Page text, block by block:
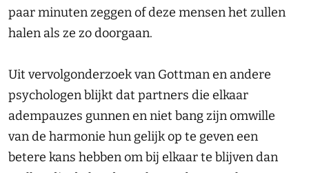
paar minuten zeggen of deze mensen het zullen
halen als ze zo doorgaan.
Uit vervolgonderzoek van Gottman en andere
psychologen blijkt dat partners die elkaar
adempauzes gunnen en niet bang zijn omwille
van de harmonie hun gelijk op te geven een
betere kans hebben om bij elkaar te blijven dan